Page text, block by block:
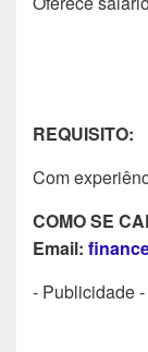
REQUISITO:
Com
COMO SE
Email:
- Publicidade -